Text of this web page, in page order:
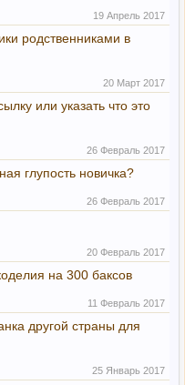
19 Апрель 2017
родственниками в
20 Март 2017
или указать что это
26 Февраль 2017
глупость новичка?
26 Февраль 2017
20 Февраль 2017
на 300 баксов
11 Февраль 2017
другой страны для
25 Январь 2017